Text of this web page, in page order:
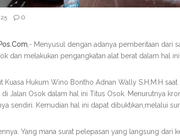
0
,- Menyusul dengan adanya pemberitaan dari
dan melakukan pengangkatan alat berat dalam hal
Kuasa Hukum Wino Bontho Adnan Wally S.H,M.H
Jalan Osok dalam hal ini Titus Osok. Menurutnya
sendiri. Kemudian hal ini dapat dibuktikan,melalui
Yang mana surat pelepasan yang langsung